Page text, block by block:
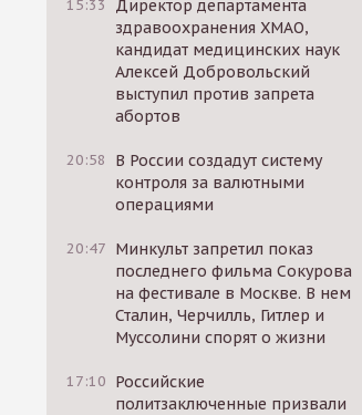
15:33
Директор департамента
здравоохранения ХМАО,
кандидат медицинских наук
Алексей Добровольский
выступил против запрета
абортов
20:58
В России создадут систему
контроля за валютными
операциями
20:47 Минкульт запретил показ
последнего фильма Сокурова
на фестивале в Москве. В нем
Сталин, Черчилль, Гитлер и
Муссолини спорят о жизни
17:10 Российские
политзаключенные призвали